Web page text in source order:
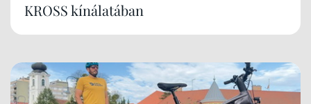
KROSS kínálatában